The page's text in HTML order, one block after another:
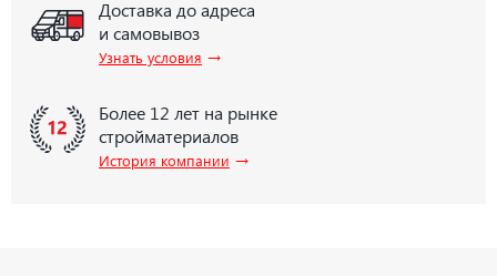
Доставка до адреса
и самовывоз
Узнать условия →
Более 12 лет на рынке
стройматериалов
История компании →